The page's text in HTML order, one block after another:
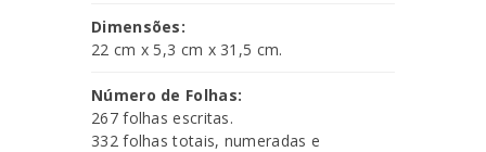
Dimensões:
22 cm x 5,3 cm x 31,5 cm.
Número de Folhas:
267 folhas escritas.
332 folhas totais, numeradas e